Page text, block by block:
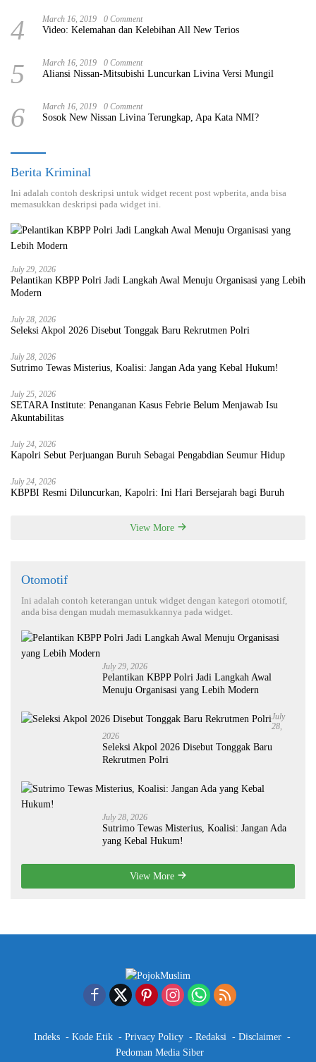
4 March 16, 2019 0 Comment
Video: Kelemahan dan Kelebihan All New Terios
5 March 16, 2019 0 Comment
Aliansi Nissan-Mitsubishi Luncurkan Livina Versi Mungil
6 March 16, 2019 0 Comment
Sosok New Nissan Livina Terungkap, Apa Kata NMI?
Berita Kriminal
Ini adalah contoh deskripsi untuk widget recent post wpberita, anda bisa
memasukkan deskripsi pada widget ini.
July 29, 2026
Pelantikan KBPP Polri Jadi Langkah Awal Menuju Organisasi yang Lebih
Modern
July 28, 2026
Seleksi Akpol 2026 Disebut Tonggak Baru Rekrutmen Polri
July 28, 2026
Sutrimo Tewas Misterius, Koalisi: Jangan Ada yang Kebal Hukum!
July 25, 2026
SETARA Institute: Penanganan Kasus Febrie Belum Menjawab Isu
Akuntabilitas
July 24, 2026
Kapolri Sebut Perjuangan Buruh Sebagai Pengabdian Seumur Hidup
July 24, 2026
KBPBI Resmi Diluncurkan, Kapolri: Ini Hari Bersejarah bagi Buruh
View More
Otomotif
Ini adalah contoh keterangan untuk widget dengan kategori otomotif,
anda bisa dengan mudah memasukkannya pada widget.
July 29, 2026
Pelantikan KBPP Polri Jadi Langkah Awal
Menuju Organisasi yang Lebih Modern
July
28,
2026
Seleksi Akpol 2026 Disebut Tonggak Baru
Rekrutmen Polri
July 28, 2026
Sutrimo Tewas Misterius, Koalisi: Jangan Ada
yang Kebal Hukum!
View More
Indeks Kode Etik Privacy Policy Redaksi
Disclaimer
Pedoman Media Siber